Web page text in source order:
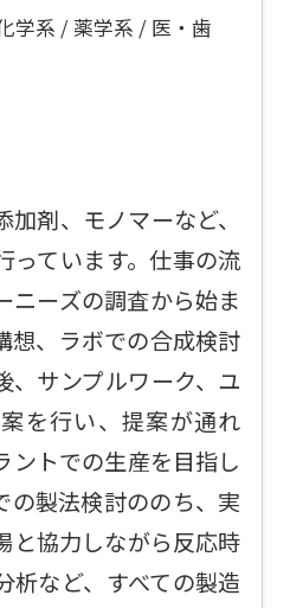
学系 薬学系
医・歯
剤、モノマーなど、
っています。仕事の流
ニーズの調査から始ま
想、ラボでの合成検討
、サンプルワーク、ユ
を行い、提案が通れ
ントでの生産を目指し
の製法検討ののち、実
と協力しながら反応時
析など、すべての製造